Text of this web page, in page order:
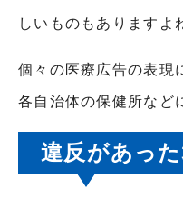
しいものもありますよ
個々の医療広告の表現
各自治体の保健所など
違反があっ